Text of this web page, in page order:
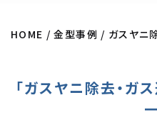
HOME 金型事例 ガスヤニ
「ガスヤニ除去・ガ